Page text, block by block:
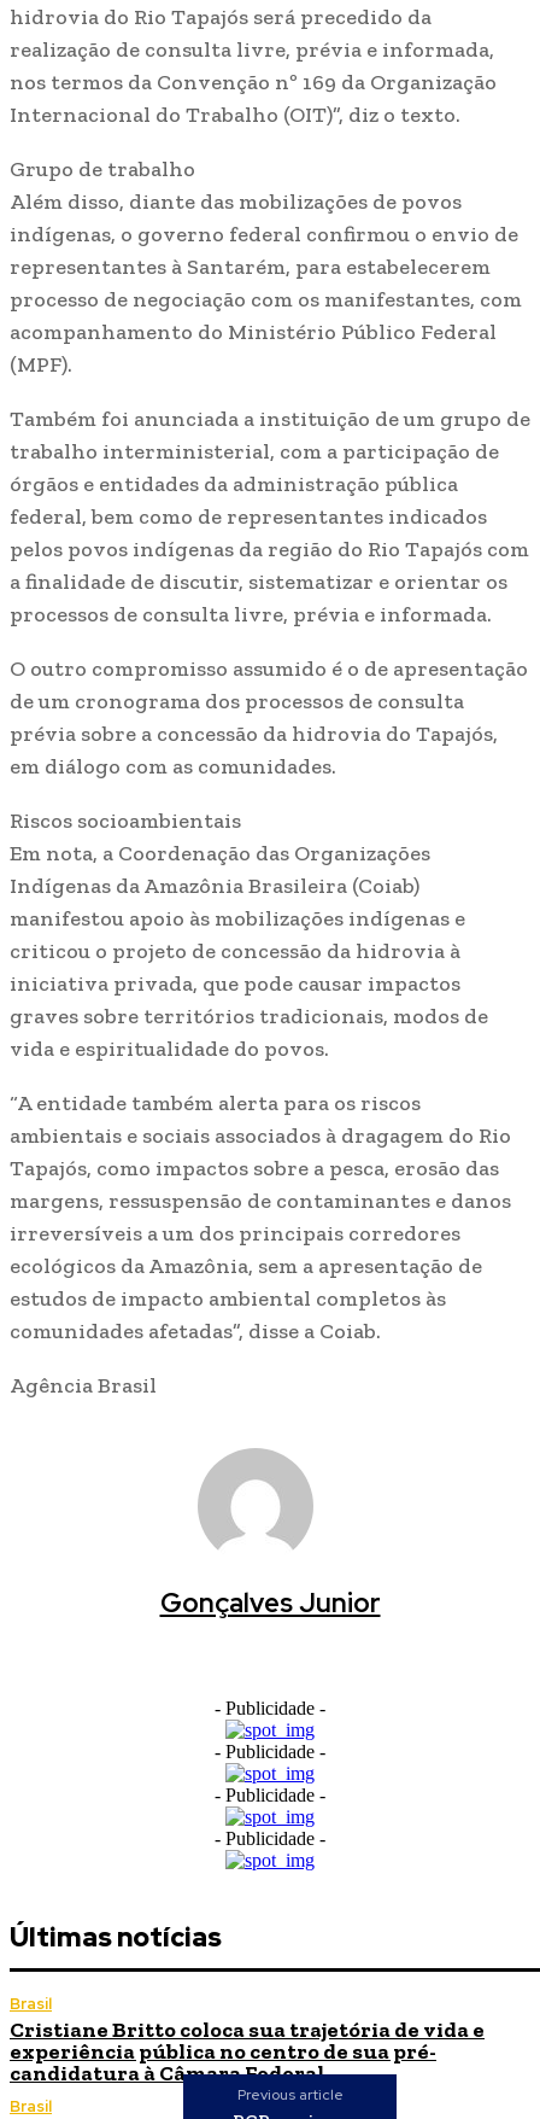
hidrovia do Rio Tapajós será precedido da
realização de consulta livre, prévia e informada,
nos termos da Convenção nº 169 da Organização
Internacional do Trabalho (OIT)”, diz o texto.
Grupo de trabalho
Além disso, diante das mobilizações de povos
indígenas, o governo federal confirmou o envio de
representantes à Santarém, para estabelecerem
processo de negociação com os manifestantes, com
acompanhamento do Ministério Público Federal
(MPF).
Também foi anunciada a instituição de um grupo de
trabalho interministerial, com a participação de
órgãos e entidades da administração pública
federal, bem como de representantes indicados
pelos povos indígenas da região do Rio Tapajós com
a finalidade de discutir, sistematizar e orientar os
processos de consulta livre, prévia e informada.
O outro compromisso assumido é o de apresentação
de um cronograma dos processos de consulta
prévia sobre a concessão da hidrovia do Tapajós,
em diálogo com as comunidades.
Riscos socioambientais
Em nota, a Coordenação das Organizações
Indígenas da Amazônia Brasileira (Coiab)
manifestou apoio às mobilizações indígenas e
criticou o projeto de concessão da hidrovia à
iniciativa privada, que pode causar impactos
graves sobre territórios tradicionais, modos de
vida e espiritualidade do povos.
“A entidade também alerta para os riscos
ambientais e sociais associados à dragagem do Rio
Tapajós, como impactos sobre a pesca, erosão das
margens, ressuspensão de contaminantes e danos
irreversíveis a um dos principais corredores
ecológicos da Amazônia, sem a apresentação de
estudos de impacto ambiental completos às
comunidades afetadas”, disse a Coiab.
Agência Brasil
Gonçalves Junior
- Publicidade -
- Publicidade -
- Publicidade -
- Publicidade -
Últimas notícias
Brasil
Cristiane Britto coloca sua trajetória de vida e
experiência pública no centro de sua pré-
candidatura à Câmara Federal
Brasil
Previous article